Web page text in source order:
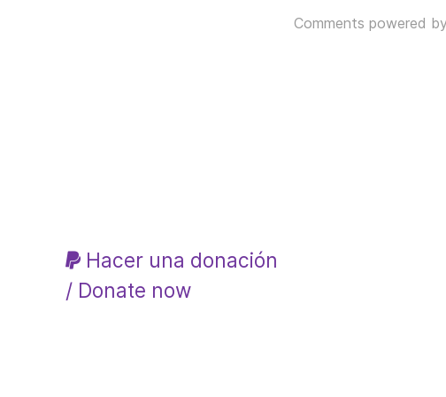
Comments powered
Hacer una donación
/ Donate now